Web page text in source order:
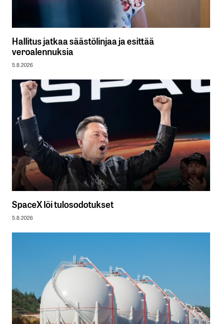
Hallitus jatkaa säästölinjaa ja esittää
veroalennuksia
5.8.2026
SpaceX löi tulosodotukset
5.8.2026